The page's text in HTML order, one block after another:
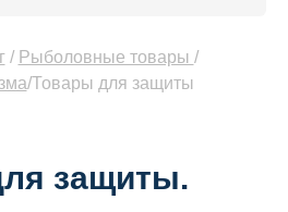
/ Рыболовные товары /
/Товары для защиты
защиты.